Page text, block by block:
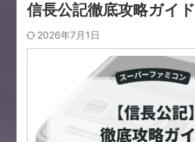
信長公記徹底攻略ガイド
2026年7月1日